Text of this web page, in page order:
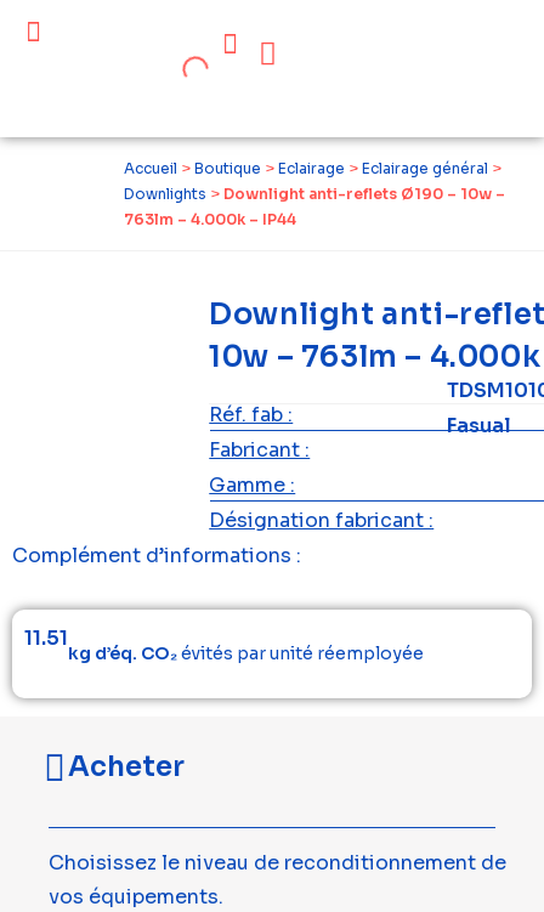
Accueil > Boutique > Eclairage > Eclairage général >
Downlights > Downlight anti-reflets Ø190 – 10w –
763lm – 4.000k – IP44
Downlight anti-
10w – 763lm –
Réf. fab :
Fabricant :
Fasual
Gamme :
Désignation fabricant :
Complément d’informations :
11.51
kg d’éq. CO₂évités par unité réemployée
Acheter
Choisissez le niveau de reconditionnement de
vos équipements.